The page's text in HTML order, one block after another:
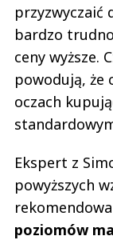
przyzwyczaić
bardzo
ceny wyższe.
powodują, że
oczach
Ekspert z
powyższych
poziomów